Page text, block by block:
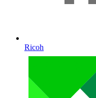
Ricoh